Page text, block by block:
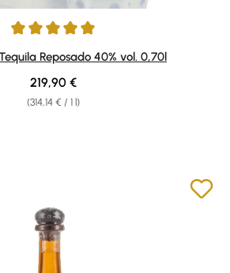
of 5 stars
Reposado 40% vol. 0,70l
(314,14 € / 1 l)
Regular price:
219,90 €